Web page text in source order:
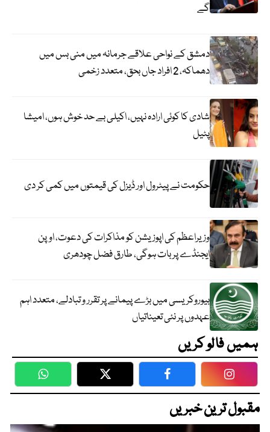
گے
دمشق کے نواحی علاقے جرمانہ میں منی بس میں
دھماکہ، 2 افراد جاں بحق، متعدد زخمی
شادی کا کوئی ارادہ نہیں، اکیلی بے حد خوش ہوں، امیشا
پٹیل
حکومت نے پیٹرول اور ڈیزل کی قیمتوں میں کمی کر دی
وزیراعظم کی اپوزیشن کو مذاکرات کی دعوت، اوپن
ایجنڈے پر بات ہوگی، طارق فضل چودھری
بیوروکریسی میں بڑے پیمانے پر تقرر و تبادلے، متعدد اہم
عہدوں پر نئی تعیناتیاں
ہمیں فالو کریں
WhatsApp Twitter Facebook
مقبول ترین خبریں